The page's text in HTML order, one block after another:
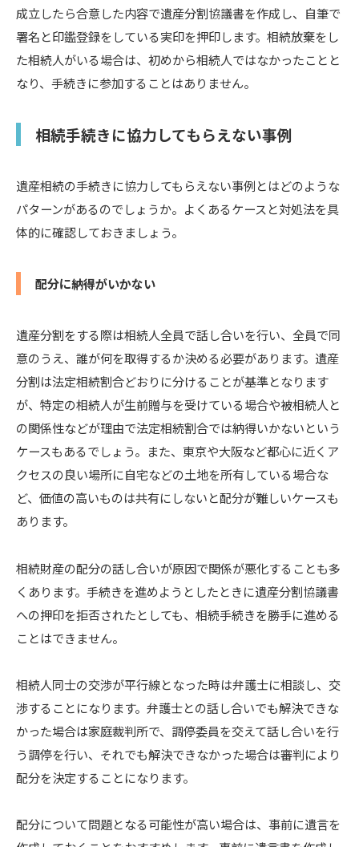
成立したら合意した内容で遺産分割協議書を作成し、自筆で
署名と印鑑登録をしている実印を押印します。相続放棄をし
た相続人がいる場合は、初めから相続人ではなかったことと
なり、手続きに参加することはありません。
相続手続きに協力してもらえない事例
遺産相続の手続きに協力してもらえない事例とはどのような
パターンがあるのでしょうか。よくあるケースと対処法を具
体的に確認しておきましょう。
配分に納得がいかない
遺産分割をする際は相続人全員で話し合いを行い、全員で同
意のうえ、誰が何を取得するか決める必要があります。遺産
分割は法定相続割合どおりに分けることが基準となります
が、特定の相続人が生前贈与を受けている場合や被相続人と
の関係性などが理由で法定相続割合では納得いかないという
ケースもあるでしょう。また、東京や大阪など都心に近くア
クセスの良い場所に自宅などの土地を所有している場合な
ど、価値の高いものは共有にしないと配分が難しいケースも
あります。
相続財産の配分の話し合いが原因で関係が悪化することも多
くあります。手続きを進めようとしたときに遺産分割協議書
への押印を拒否されたとしても、相続手続きを勝手に進める
ことはできません。
相続人同士の交渉が平行線となった時は弁護士に相談し、交
渉することになります。弁護士との話し合いでも解決できな
かった場合は家庭裁判所で、調停委員を交えて話し合いを行
う調停を行い、それでも解決できなかった場合は審判により
配分を決定することになります。
配分について問題となる可能性が高い場合は、事前に遺言を